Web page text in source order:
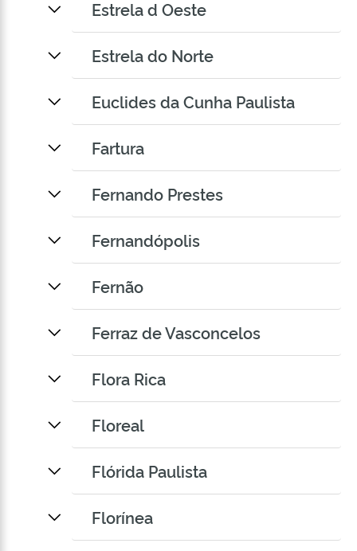
Estrela d Oeste
Estrela do Norte
Euclides da Cunha Paulista
Fartura
Fernando Prestes
Fernandópolis
Fernão
Ferraz de Vasconcelos
Flora Rica
Floreal
Flórida Paulista
Florínea